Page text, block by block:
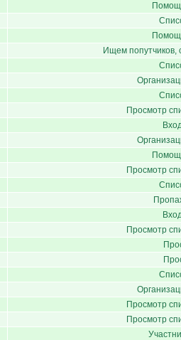
Ищем попутчиков,
Просмотр
Просмотр
Просмотр
Просмотр
Просмотр